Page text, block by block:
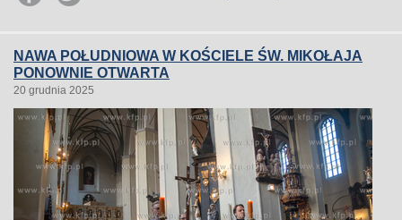
NAWA POŁUDNIOWA W KOŚCIELE ŚW. MIKOŁAJA
PONOWNIE OTWARTA
20 grudnia 2025